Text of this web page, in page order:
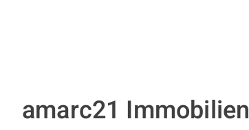
amarc21 Immobilien